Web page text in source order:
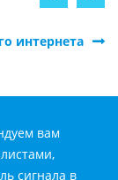
интернета
вам
сигнала в